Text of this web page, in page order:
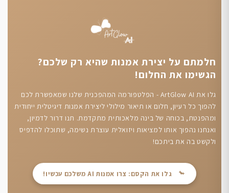
חלמתם על יצירת אמנות שהיא רק שלכם?
הגשימו את החלום!
גלו את ArtGlow AI - הפלטפורמה המהפכנית שלנו שמאפשרת לכם
להפוך כל רעיון, חלום או תיאור מילולי ליצירת אמנות דיגיטלית ייחודית
ומהפנטת, בכוחה של בינה מלאכותית מתקדמת. תנו דרור לדמיון,
ואנחנו נהפוך אותו למציאות ויזואלית עוצרת נשימה, שתוכלו להדפיס
ולקשט בה את ביתכם!
גלו את הקסם: צרו אמנות AI משלכם עכשיו!